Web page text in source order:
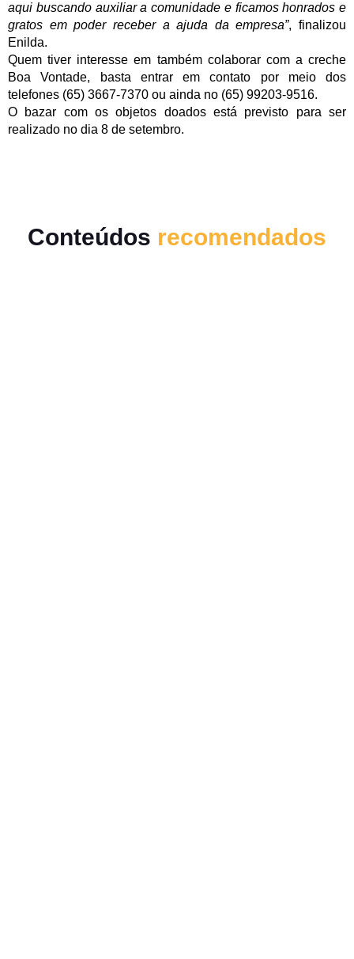
aqui buscando auxiliar a comunidade e ficamos honrados e
gratos em poder receber a ajuda da empresa”, finalizou
Enilda.
Quem tiver interesse em também colaborar com a creche
Boa Vontade, basta entrar em contato por meio dos
telefones (65) 3667-7370 ou ainda no (65) 99203-9516.
O bazar com os objetos doados está previsto para ser
realizado no dia 8 de setembro.
Conteúdos recomendados